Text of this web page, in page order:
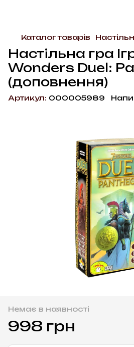
Каталог товарів
Настільна гра
Wonders Duel:
(доповнення)
Артикул: 000005989
Немає в наявності
998 грн